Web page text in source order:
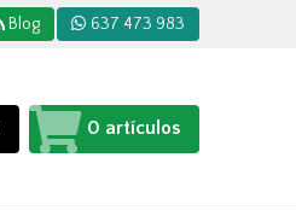
Blog 637 473 983
0 artículos